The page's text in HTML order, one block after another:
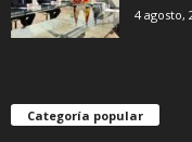
4 agosto,
Categoría popular